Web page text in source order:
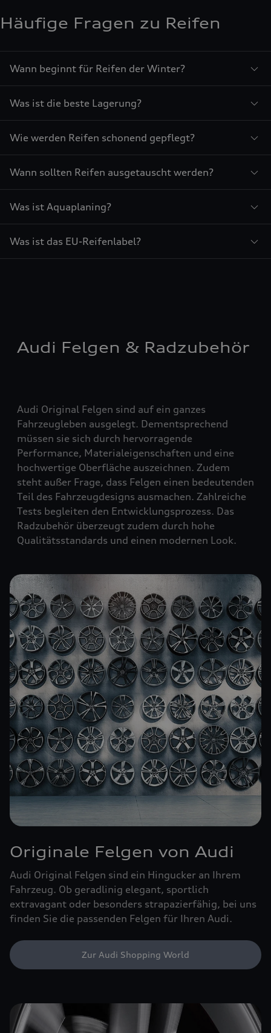
Häufige Fragen zu Reifen
Wann beginnt für Reifen der Winter?
Was ist die beste Lagerung?
Wie werden Reifen schonend gepflegt?
Wann sollten Reifen ausgetauscht werden?
Was ist Aquaplaning?
Was ist das EU-Reifenlabel?
Audi Felgen & Radzubehör
Audi Original Felgen sind auf ein ganzes
Fahrzeugleben ausgelegt. Dementsprechend
müssen sie sich durch hervorragende
Performance, Materialeigenschaften und eine
hochwertige Oberfläche auszeichnen. Zudem
steht außer Frage, dass Felgen einen bedeutenden
Teil des Fahrzeugdesigns ausmachen. Zahlreiche
Tests begleiten den Entwicklungsprozess. Das
Radzubehör überzeugt zudem durch hohe
Qualitätsstandards und einen modernen Look.
Originale Felgen von Audi
Audi Original Felgen sind ein Hingucker an Ihrem
Fahrzeug. Ob geradlinig elegant, sportlich
extravagant oder besonders strapazierfähig, bei uns
finden Sie die passenden Felgen für Ihren Audi.
Zur Audi Shopping World